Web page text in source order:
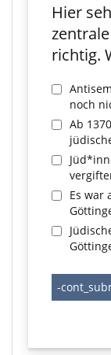
Hier
richtig.
noch
Ab
Es war